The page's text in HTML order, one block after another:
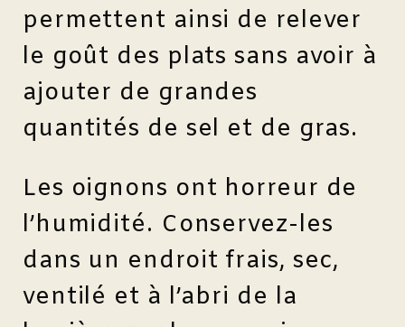
permettent ainsi de relever
le goût des plats sans avoir à
ajouter de grandes
quantités de sel et de gras.
Les oignons ont horreur de
l’humidité. Conservez-les
dans un endroit frais, sec,
ventilé et à l’abri de la